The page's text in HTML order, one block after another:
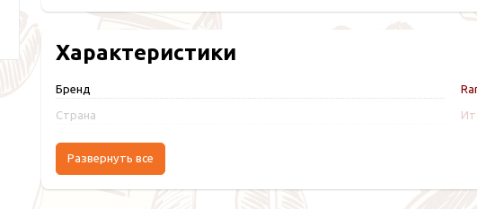
Характеристики
Бренд
Страна
Развернуть все